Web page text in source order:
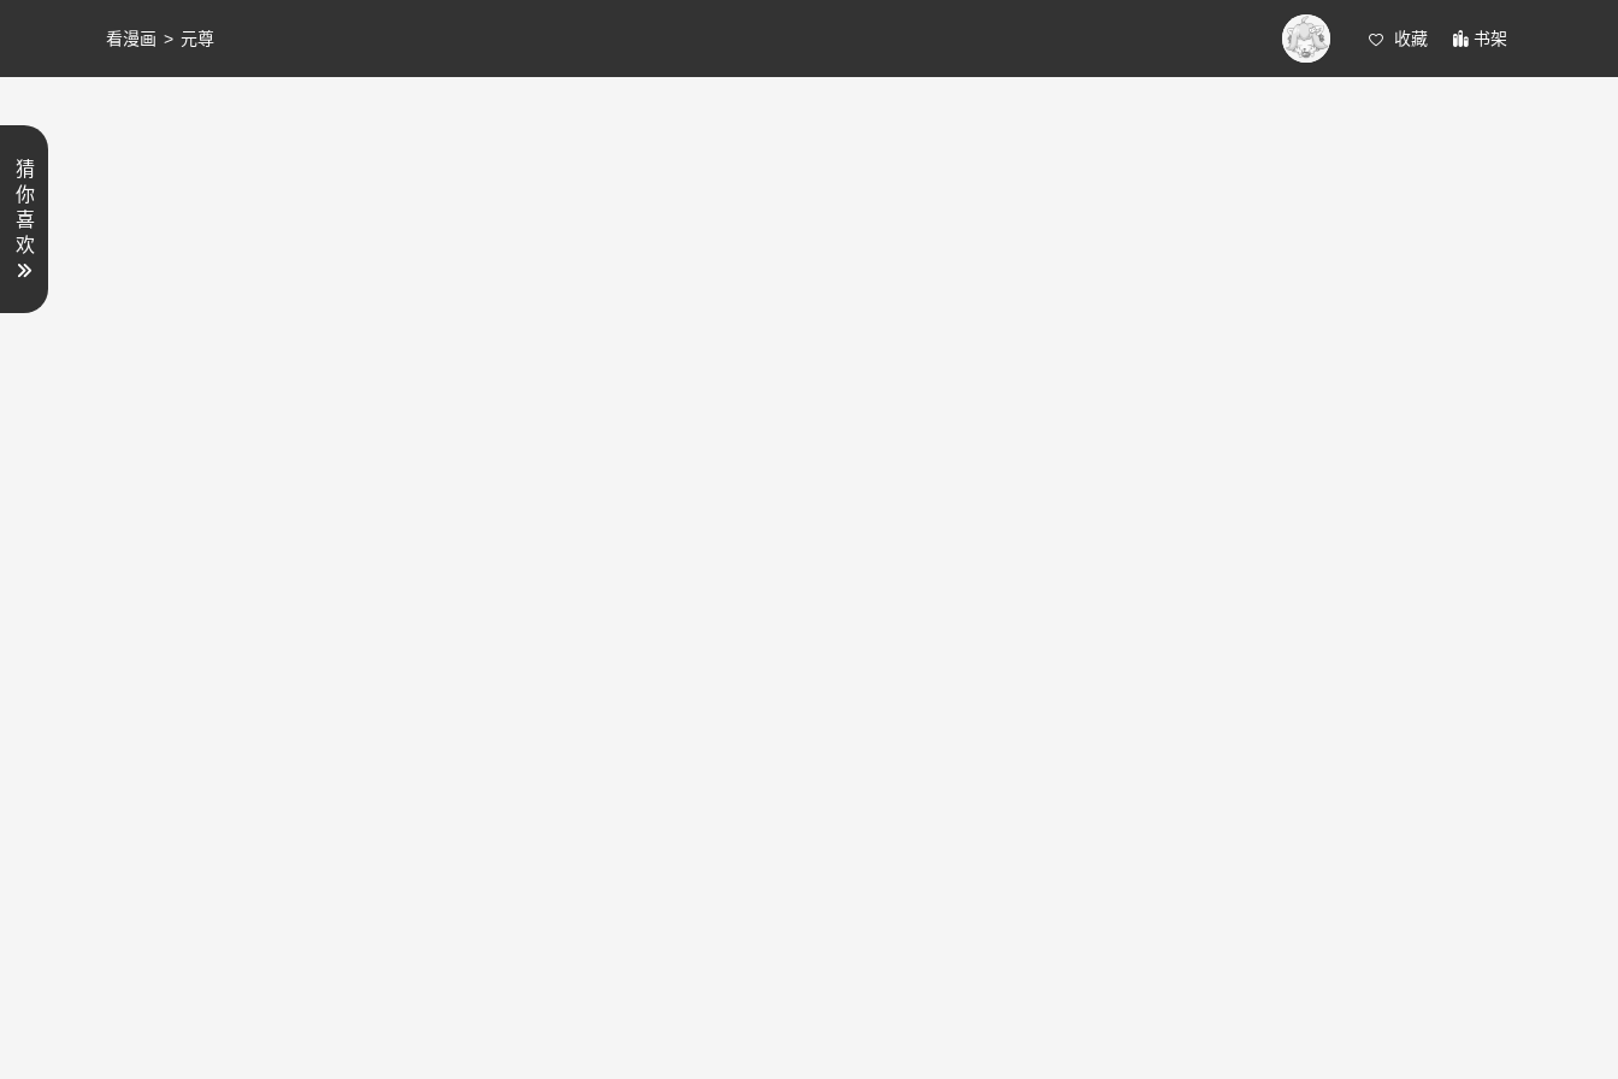
收藏 书架
看漫画 > 元尊
猜
你
喜
欢